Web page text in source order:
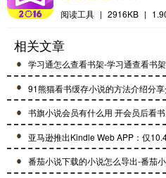
阅读工具 | 2916KB |
相关文章
学习通怎么查看书架-学习通查看书
91熊猫看书缓存小说的方法介绍分
书旗小说会员有什么用 开会员后看
亚马逊推出Kindle Web APP：仅
番茄小说下载的小说怎么导出-番茄